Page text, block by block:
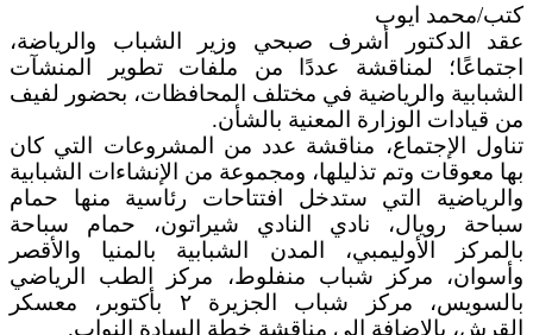
كتب/محمد ايوب
عقد الدكتور أشرف صبحي وزير الشباب والرياضة،
اجتماعًا؛ لمناقشة عددًا من ملفات تطوير المنشآت
الشبابية والرياضية في مختلف المحافظات، بحضور لفيف
من قيادات الوزارة المعنية بالشأن.
تناول الإجتماع، مناقشة عدد من المشروعات التي كان
بها معوقات وتم تذليلها، ومجموعة من الإنشاءات الشبابية
والرياضية التي ستدخل افتتاحات رئاسية منها حمام
سباحة رويال، نادي النادي شيراتون، حمام سباحة
بالمركز الأوليمبي، المدن الشبابية بالمنيا والأقصر
وأسوان، مركز شباب منفلوط، مركز الطب الرياضي
بالسويس، مركز شباب الجزيرة ٢ بأكتوبر، معسكر
القرش، بالإضافة إلي مناقشة خطة السادة النواب.